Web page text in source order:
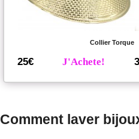
Collier Torque
25€ J'Achete!
Comment laver